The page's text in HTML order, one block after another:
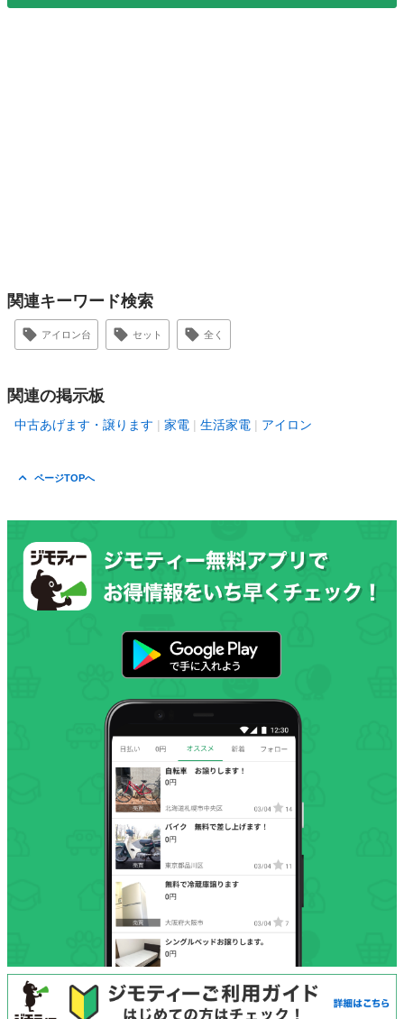
関連キーワード検索
アイロン台 セット 全く
関連の掲示板
中古あげます・譲ります 家電 生活家電 アイロン
ページTOPへ